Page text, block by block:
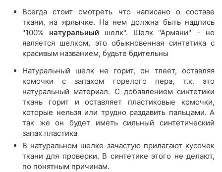
Всегда стоит смотреть что написано о составе
ткани, на ярлычке. На нем должна быть надпись
"100% натуральный шелк". Шелк "Армани" - не
является шелком, это обыкновенная синтетика с
красивым названием, будьте бдительны
Натуральный шелк не горит, он тлеет, оставляя
комочки с запахом горелого пера, т.к. это
натуральный материал. С добавлением синтетики
ткань горит и оставляет пластиковые комочки,
которые нельзя или трудно раздавить пальцами. А
так же он будет иметь сильный синтетический
запах пластика
В натуральном шелке зачастую прилагают кусочек
ткани для проверки. В синтетике этого не делают,
по понятным причинам.